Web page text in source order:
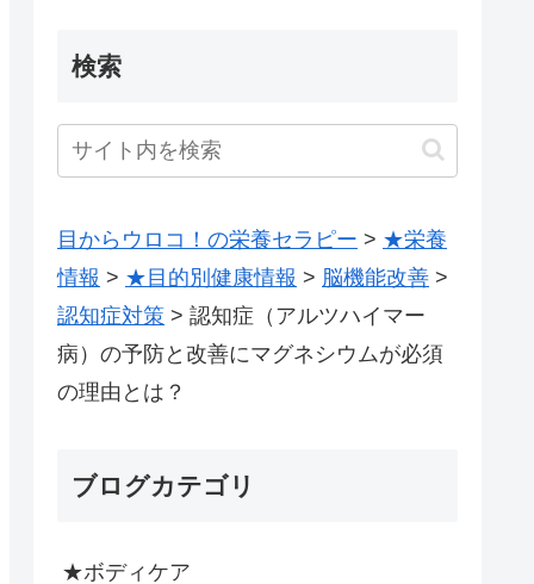
検索
目からウロコ！の栄養セラピー > ★栄養
情報 > ★目的別健康情報 > 脳機能改善 >
認知症対策 > 認知症（アルツハイマー
病）の予防と改善にマグネシウムが必須
の理由とは？
ブログカテゴリ
★ボディケア